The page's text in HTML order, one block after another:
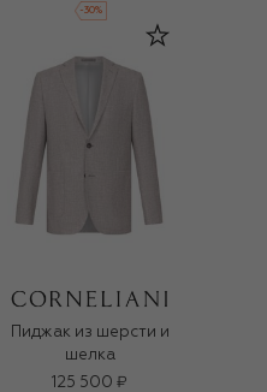
-30%
Пиджак из шерсти и
шелка
125 500 ₽